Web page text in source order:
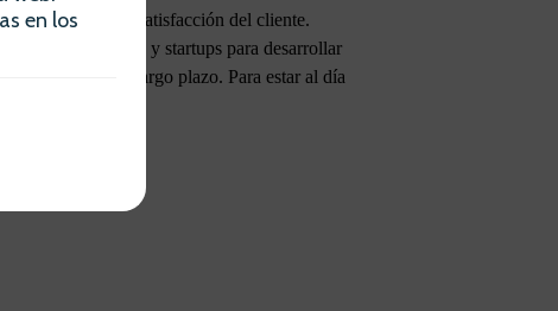
y aumentando la satisfacción del cliente.
con fintechs y startups para desarrollar
a largo plazo. Para estar al día
en los